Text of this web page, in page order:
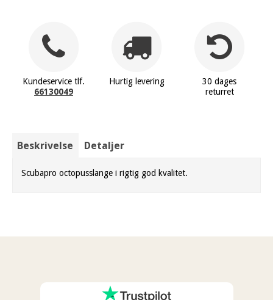
Kundeservice tlf.
66130049
Hurtig levering
30 dages
returret
Beskrivelse Detaljer
Scubapro octopusslange i rigtig god kvalitet.